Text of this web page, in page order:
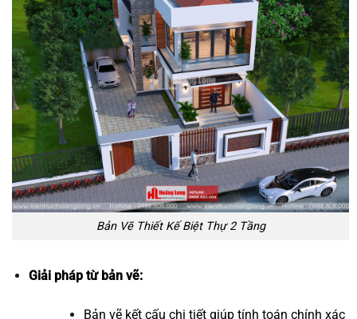
Bản Vẽ Thiết Kế Biệt Thự 2 Tầng
Giải pháp từ bản vẽ:
Bản vẽ kết cấu chi tiết giúp tính toán chính xác